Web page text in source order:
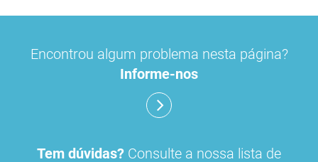
Encontrou algum problema nesta página?
Informe-nos
Tem dúvidas? Consulte a nossa lista de